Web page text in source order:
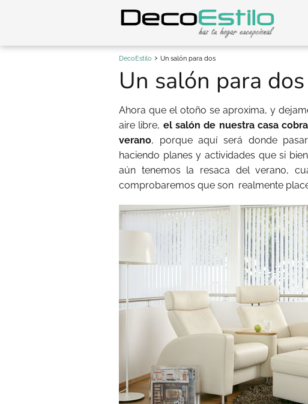
DecoEstilo Un salón para dos
Un salón para dos
Ahora que el otoño se aproxima, y
aire libre, el salón de nuestra casa
verano, porque aquí será donde
haciendo planes y actividades que si
aún tenemos la resaca del verano,
comprobaremos que son realmente